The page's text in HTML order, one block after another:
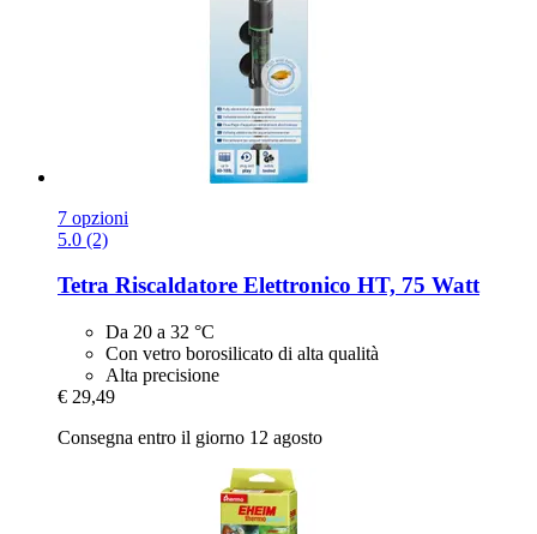
7 opzioni
5.0 (2)
Tetra Riscaldatore Elettronico HT, 75 Watt
Da 20 a 32 °C
Con vetro borosilicato di alta qualità
Alta precisione
€ 29,49
Consegna entro il giorno 12 agosto